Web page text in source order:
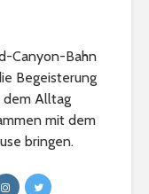
Canyon-Bahn
Begeisterung
dem Alltag
mit dem
bringen.